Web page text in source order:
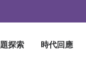
探索 時代回應